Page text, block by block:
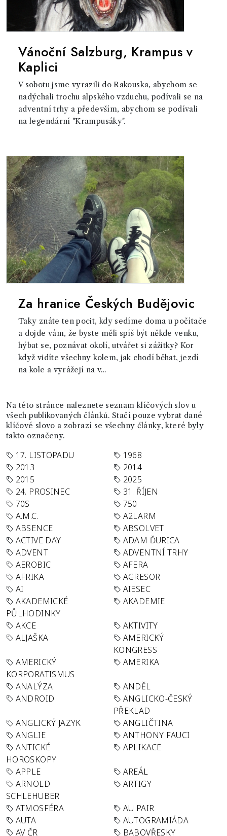
Vánoční Salzburg, Krampus v
Kaplici
V sobotu jsme vyrazili do Rakouska, abychom se
nadýchali trochu alpského vzduchu, podívali se na
adventní trhy a především, abychom se podívali
na legendární "Krampusáky".
Za hranice Českých Budějovic
Taky znáte ten pocit, kdy sedíme doma u počítače
a dojde vám, že byste měli spíš být někde venku,
hýbat se, poznávat okolí, utvářet si zážitky? Kor
když vidíte všechny kolem, jak chodí běhat, jezdí
na kole a vyrážejí na v...
Na této stránce naleznete seznam klíčových slov u
všech publikovaných článků. Stačí pouze vybrat dané
klíčové slovo a zobrazí se všechny články, které byly
takto označeny.
17. LISTOPADU
1968
2013
2014
2015
2025
24. PROSINEC
31. ŘÍJEN
70S
750
A.M.C.
A2LARM
ABSENCE
ABSOLVET
ACTIVE DAY
ADAM ĎURICA
ADVENT
ADVENTNÍ TRHY
AEROBIC
AFERA
AFRIKA
AGRESOR
AI
AIESEC
AKADEMICKÉ
PŮLHODINKY
AKADEMIE
AKCE
AKTIVITY
ALJAŠKA
AMERICKÝ
KONGRESS
AMERICKÝ
KORPORATISMUS
AMERIKA
ANALÝZA
ANDĚL
ANDROID
ANGLICKO-ČESKÝ
PŘEKLAD
ANGLICKÝ JAZYK
ANGLIČTINA
ANGLIE
ANTHONY FAUCI
ANTICKÉ
HOROSKOPY
APLIKACE
APPLE
AREÁL
ARNOLD
SCHLEHUBER
ARTIGY
ATMOSFÉRA
AU PAIR
AUTA
AUTOGRAMIÁDA
AV ČR
BABOVŘESKY